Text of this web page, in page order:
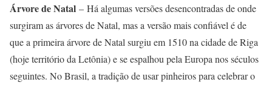
Árvore de Natal – Há algumas versões desencontradas de onde
surgiram as árvores de Natal, mas a versão mais confiável é de
que a primeira árvore de Natal surgiu em 1510 na cidade de Riga
(hoje território da Letônia) e se espalhou pela Europa nos séculos
seguintes. No Brasil, a tradição de usar pinheiros para celebrar o